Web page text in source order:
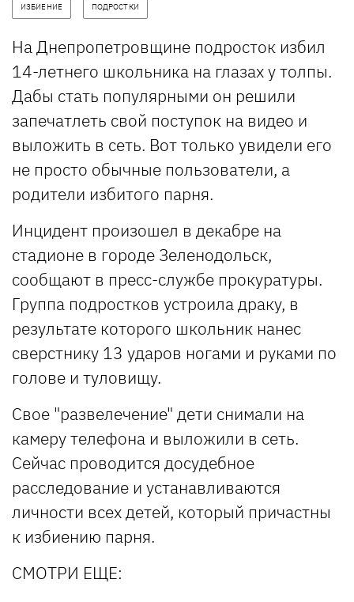
ИЗБИЕНИЕ ПОДРОСТКИ
На Днепропетровщине подросток избил
14-летнего школьника на глазах у толпы.
Дабы стать популярными он решили
запечатлеть свой поступок на видео и
выложить в сеть. Вот только увидели его
не просто обычные пользователи, а
родители избитого парня.
Инцидент произошел в декабре на
стадионе в городе Зеленодольск,
сообщают в пресс-службе прокуратуры.
Группа подростков устроила драку, в
результате которого школьник нанес
сверстнику 13 ударов ногами и руками по
голове и туловищу.
Свое "развелечение" дети снимали на
камеру телефона и выложили в сеть.
Сейчас проводится досудебное
расследование и устанавливаются
личности всех детей, который причастны
к избиению парня.
СМОТРИ ЕЩЕ: